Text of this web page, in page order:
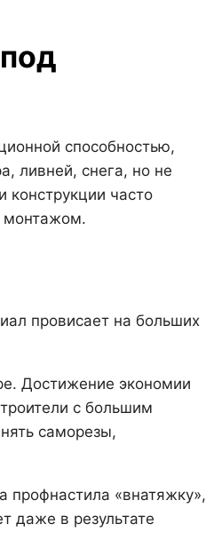
способностью,
ливней, снега, но не
конструкции часто
монтажом.
провисает на больших
Достижение экономии
с большим
саморезы,
профнастила «внатяжку»,
даже в результате